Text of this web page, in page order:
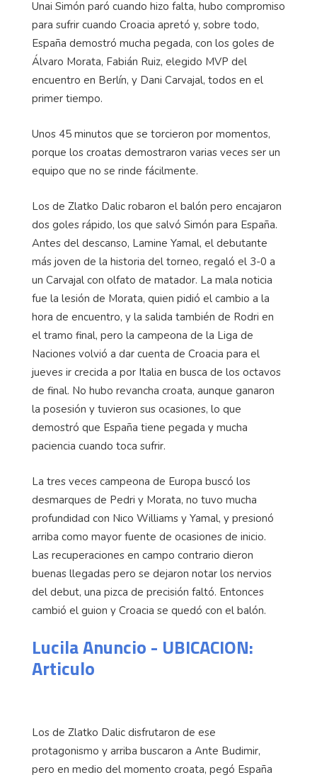
Unai Simón paró cuando hizo falta, hubo compromiso
para sufrir cuando Croacia apretó y, sobre todo,
España demostró mucha pegada, con los goles de
Álvaro Morata, Fabián Ruiz, elegido MVP del
encuentro en Berlín, y Dani Carvajal, todos en el
primer tiempo.
Unos 45 minutos que se torcieron por momentos,
porque los croatas demostraron varias veces ser un
equipo que no se rinde fácilmente.
Los de Zlatko Dalic robaron el balón pero encajaron
dos goles rápido, los que salvó Simón para España.
Antes del descanso, Lamine Yamal, el debutante
más joven de la historia del torneo, regaló el 3-0 a
un Carvajal con olfato de matador. La mala noticia
fue la lesión de Morata, quien pidió el cambio a la
hora de encuentro, y la salida también de Rodri en
el tramo final, pero la campeona de la Liga de
Naciones volvió a dar cuenta de Croacia para el
jueves ir crecida a por Italia en busca de los octavos
de final. No hubo revancha croata, aunque ganaron
la posesión y tuvieron sus ocasiones, lo que
demostró que España tiene pegada y mucha
paciencia cuando toca sufrir.
La tres veces campeona de Europa buscó los
desmarques de Pedri y Morata, no tuvo mucha
profundidad con Nico Williams y Yamal, y presionó
arriba como mayor fuente de ocasiones de inicio.
Las recuperaciones en campo contrario dieron
buenas llegadas pero se dejaron notar los nervios
del debut, una pizca de precisión faltó. Entonces
cambió el guion y Croacia se quedó con el balón.
Lucila Anuncio - UBICACION:
Articulo
Los de Zlatko Dalic disfrutaron de ese
protagonismo y arriba buscaron a Ante Budimir,
pero en medio del momento croata, pegó España